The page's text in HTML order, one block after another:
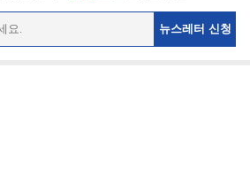
뉴스레터 신청